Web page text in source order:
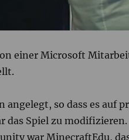
einer Microsoft
so dass es auf
das Spiel zu modifizieren.
war MinecraftEdu,